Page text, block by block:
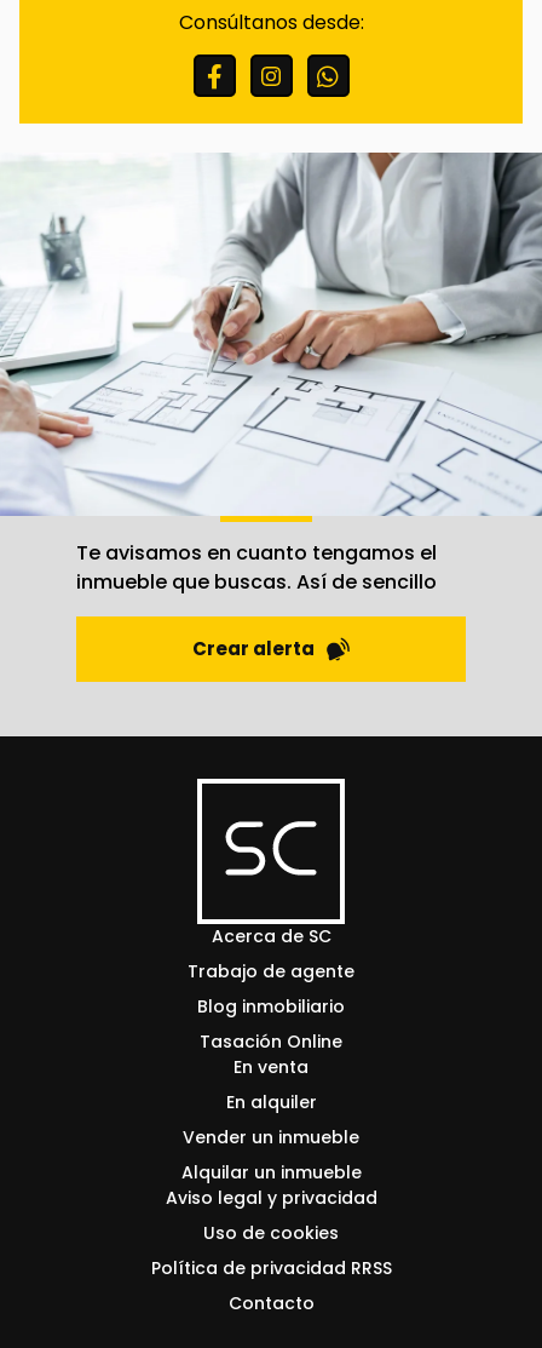
electrónicos.
Legitimación:Consentimiento del interesado.
Puede retirar su consentimiento en
cualquier momento, así como acceder,
rectificar, suprimir sus datos y demás derechos
en info@scinmobiliarias.com .
Información Adicional:
Puede ampliar la
información en el enlace de Avisos Legales.
Consúltanos desde:
Crea una
Te avisamos en cuanto tengamos el
inmueble que buscas. Así de sencillo
Crear alerta
Acerca de SC
Trabajo de agente
Blog inmobiliario
Tasación Online
En venta
En alquiler
Vender un inmueble
Alquilar un inmueble
Aviso legal y privacidad
Uso de cookies
Política de privacidad RRSS
Contacto